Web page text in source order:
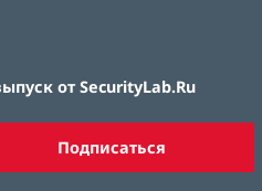
от SecurityLab.Ru
Подписаться